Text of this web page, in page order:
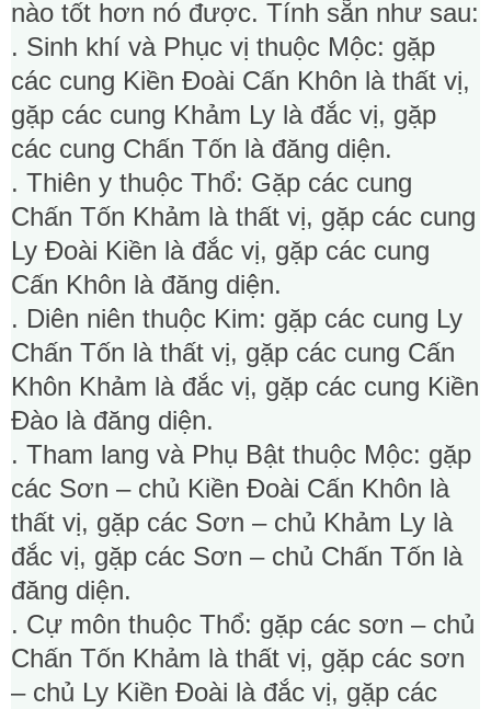
nào tốt hơn nó được. Tính sẵn như sau:
. Sinh khí và Phục vị thuộc Mộc: gặp
các cung Kiền Đoài Cấn Khôn là thất vị,
gặp các cung Khảm Ly là đắc vị, gặp
các cung Chấn Tốn là đăng diện.
. Thiên y thuộc Thổ: Gặp các cung
Chấn Tốn Khảm là thất vị, gặp các cung
Ly Đoài Kiền là đắc vị, gặp các cung
Cấn Khôn là đăng diện.
. Diên niên thuộc Kim: gặp các cung Ly
Chấn Tốn là thất vị, gặp các cung Cấn
Khôn Khảm là đắc vị, gặp các cung Kiền
Đào là đăng diện.
. Tham lang và Phụ Bật thuộc Mộc: gặp
các Sơn – chủ Kiền Đoài Cấn Khôn là
thất vị, gặp các Sơn – chủ Khảm Ly là
đắc vị, gặp các Sơn – chủ Chấn Tốn là
đăng diện.
. Cự môn thuộc Thổ: gặp các sơn – chủ
Chấn Tốn Khảm là thất vị, gặp các sơn
– chủ Ly Kiền Đoài là đắc vị, gặp các